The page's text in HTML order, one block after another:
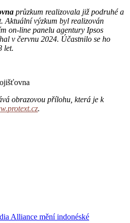
průzkum realizovala již podruhé a
Aktuální výzkum byl realizován
on-line panelu agentury Ipsos
v červnu 2024. Účastnilo se ho
let.
obrazovou přílohu, která je k
.